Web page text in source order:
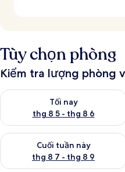
Tùy chọn phòng
Kiểm tra lượng phòng
Tối nay
thg 8 5 - thg 8 6
Kiểm tra lượng phòng tối nay
Cuối tuần này
thg 8 7 - thg 8 9
Kiểm tra lượng phòng cuối